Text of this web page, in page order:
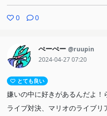
0 0
ぺーぺー @ruupin
2024-04-27 07:20
とても良い
嫌いの中に好きがあるんだよ！
ライブ対決、マリオのライブ